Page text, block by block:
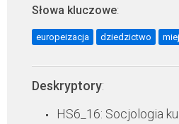
Słowa kluczowe:
europeizacja dziedzictwo
Deskryptory:
HS6_16: Socjologia